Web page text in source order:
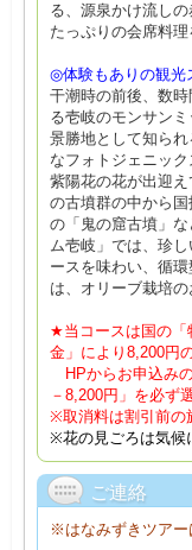
る、源泉かけ流し
たっぷりの会席料理
◎体験もありの観光
干潮時の前後、数
る壱岐のモンサン
景勝地として知ら
なフォトジェニック
紫陽花の花が出迎
の古墳群の中から
の「鬼の窟古墳」
ム壱岐」では、珍
ースを味わい、循
は、オリーブ栽培
★当コースは国の「
金」により8,200円
HPからお申込み
－8,200円」を必ず
※取消料は割引前の
※花の見ごろは気候
ご連絡
※はなみずきツアー